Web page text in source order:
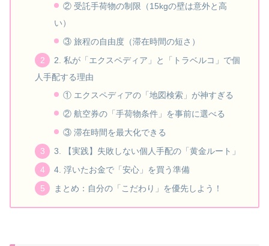
② 受託手荷物の制限（15kgの壁は意外と高
い）
③ 旅程の自由度（滞在時間の短さ）
2. 私が「エクスペディア」と「トラベルコ」で個
人手配する理由
① エクスペディアの「地図検索」が神すぎる
② 航空券の「手荷物条件」を事前に選べる
③ 滞在時間を最大化できる
3. 【実践】失敗しない個人手配の「黄金ルート」
4. 浮いたお金で「安心」を買う準備
まとめ：自分の「こだわり」を優先しよう！